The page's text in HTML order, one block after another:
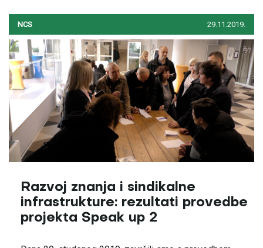
NCS 29.11.2019.
Razvoj znanja i sindikalne
infrastrukture: rezultati provedbe
projekta Speak up 2